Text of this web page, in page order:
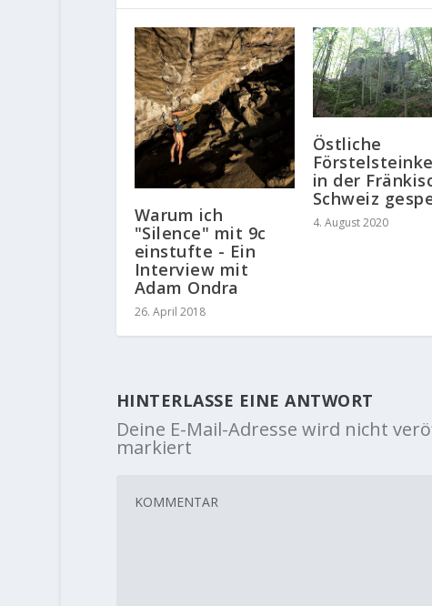
Warum ich
"Silence" mit 9c
einstufte - Ein
Interview mit
Adam Ondra
26. April 2018
Östliche
in der
Schweiz
4. August 2020
HINTERLASSE EINE ANTWORT
Deine E-Mail-Adresse wird nicht
markiert